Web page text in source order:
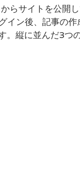
らサイトを公開
イン後、記事の
。縦に並んだ3つ